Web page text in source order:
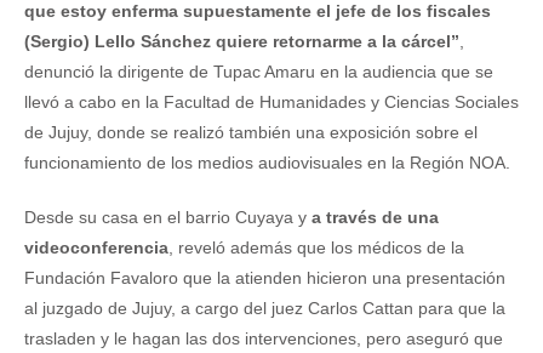
que estoy enferma supuestamente el jefe de los fiscales
(Sergio) Lello Sánchez quiere retornarme a la cárcel”
denunció la dirigente de Tupac Amaru en la audiencia que se
llevó a cabo en la Facultad de Humanidades y Ciencias Sociales
de Jujuy, donde se realizó también una exposición sobre el
funcionamiento de los medios audiovisuales en la Región NOA.
Desde su casa en el barrio Cuyaya y a través de una
videoconferencia , reveló además que los médicos de la
Fundación Favaloro que la atienden hicieron una presentación
al juzgado de Jujuy, a cargo del juez Carlos Cattan para que la
trasladen y le hagan las dos intervenciones, pero aseguró que